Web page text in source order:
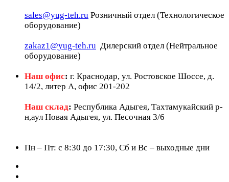
sales@yug-teh.ru Розничный отдел (Технологическое
оборудование)
zakaz1@yug-teh.ru Дилерский отдел (Нейтральное
оборудование)
Наш офис: г. Краснодар, ул. Ростовское Шоссе, д.
14/2, литер А, офис 201-202
Наш склад: Республика Адыгея, Тахтамукайский р-
н,аул Новая Адыгея, ул. Песочная 3/6
Пн – Пт: c 8:30 до 17:30, Сб и Вс – выходные дни